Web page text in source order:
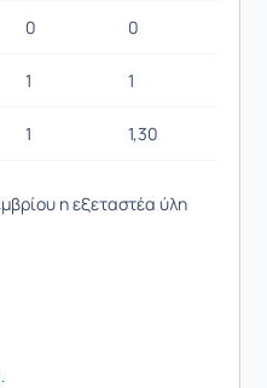
0 0
1 1
1 1,30
η εξεταστέα ύλη